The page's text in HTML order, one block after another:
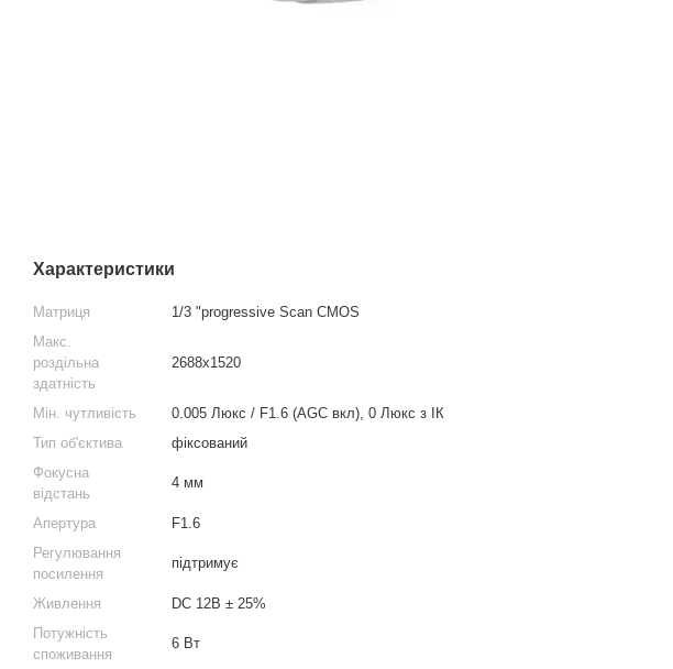
Характеристики
Матриця
1/3 "progressive Scan CMOS
Макс.
роздільна
здатність
2688x1520
Мін. чутливість
0.005 Люкс / F1.6 (AGC вкл), 0 Люкс з ІК
Тип об'єктива
фіксований
Фокусна
відстань
4 мм
Апертура
F1.6
Регулювання
посилення
підтримує
Живлення
DC 12В ± 25%
Потужність
споживання
6 Вт